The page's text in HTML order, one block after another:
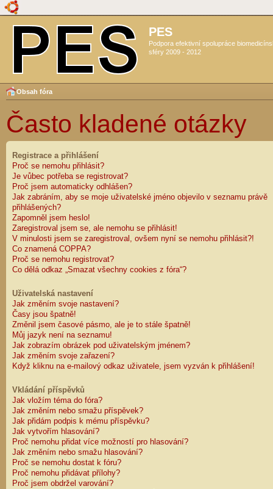
PES
Podpora efektivní spolupráce
sféry 2009 - 2012
Obsah fóra
Často kladené otázky
Registrace a přihlášení
Proč se nemohu přihlásit?
Je vůbec potřeba se registrovat?
Proč jsem automaticky odhlášen?
Jak zabráním, aby se moje uživatelské jméno objevilo v seznamu právě
přihlášených?
Zapomněl jsem heslo!
Zaregistroval jsem se, ale nemohu se přihlásit!
V minulosti jsem se zaregistroval, ovšem nyní se nemohu přihlásit?!
Co znamená COPPA?
Proč se nemohu registrovat?
Co dělá odkaz „Smazat všechny cookies z fóra“?
Uživatelská nastavení
Jak změním svoje nastavení?
Časy jsou špatně!
Změnil jsem časové pásmo, ale je to stále špatně!
Můj jazyk není na seznamu!
Jak zobrazím obrázek pod uživatelským jménem?
Jak změním svoje zařazení?
Když kliknu na e-mailový odkaz uživatele, jsem vyzván k přihlášení!
Vkládání příspěvků
Jak vložím téma do fóra?
Jak změním nebo smažu příspěvek?
Jak přidám podpis k mému příspěvku?
Jak vytvořím hlasování?
Proč nemohu přidat více možností pro hlasování?
Jak změním nebo smažu hlasování?
Proč se nemohu dostat k fóru?
Proč nemohu přidávat přílohy?
Proč jsem obdržel varování?